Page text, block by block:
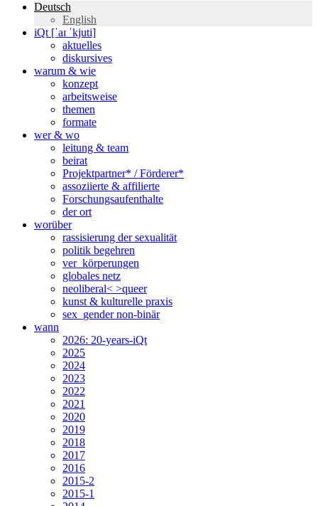
Deutsch
English
iQt [ˈaɪ ˈkjuti]
aktuelles
diskursives
warum & wie
konzept
arbeitsweise
themen
formate
wer & wo
leitung & team
beirat
Projektpartner* / Förderer*
assoziierte & affilierte
Forschungsaufenthalte
der ort
worüber
rassisierung der sexualität
politik begehren
ver_körperungen
globales netz
neoliberal< >queer
kunst & kulturelle praxis
sex_gender non-binär
wann
2026: 20-years-iQt
2025
2024
2023
2022
2021
2020
2019
2018
2017
2016
2015-2
2015-1